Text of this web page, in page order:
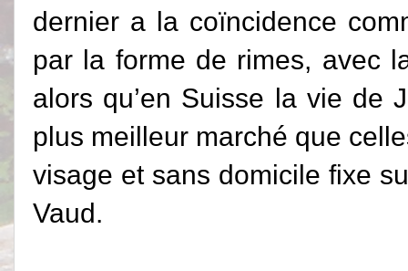
dernier a la coïncidence
par la forme de rimes, avec
alors qu’en Suisse la vie de
plus meilleur marché que
visage et sans domicile fixe
Vaud.